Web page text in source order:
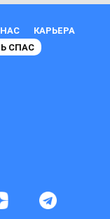
КАРЬЕРА
СПАС